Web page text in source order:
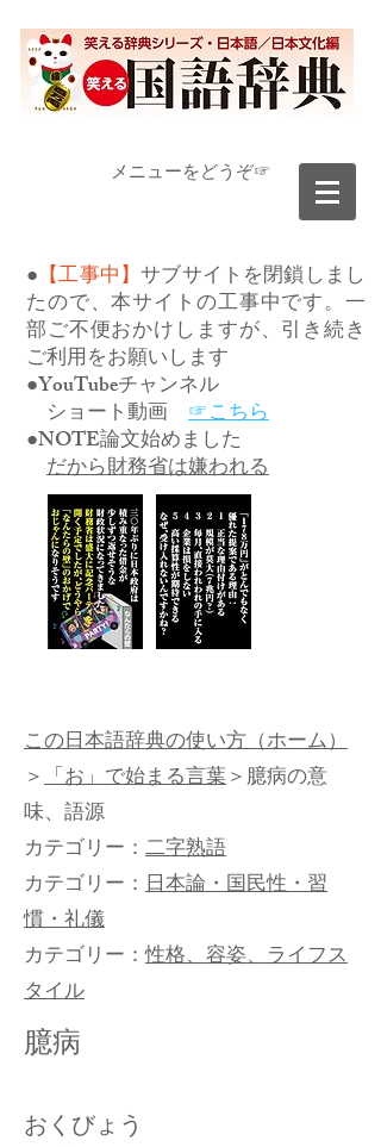
​メニューをどうぞ☞
● 【工事中】サブサイトを閉鎖しまし
たので、本サイトの工事中です。一
部ご不便おかけしますが、引き続き
ご利用をお願いします
●YouTubeチャンネル
ショート動画 ☞こちら
●NOTE論文始めました
だから財務省は嫌われる
この日本語辞典の使い方（ホーム）
＞「お」で始まる言葉＞臆病の意
味、語源
カテゴリー： 二字熟語
カテゴリー： 日本論・国民性・習
慣・礼儀
カテゴリー：性格、容姿、ライフス
タイル
臆病
おくびょう